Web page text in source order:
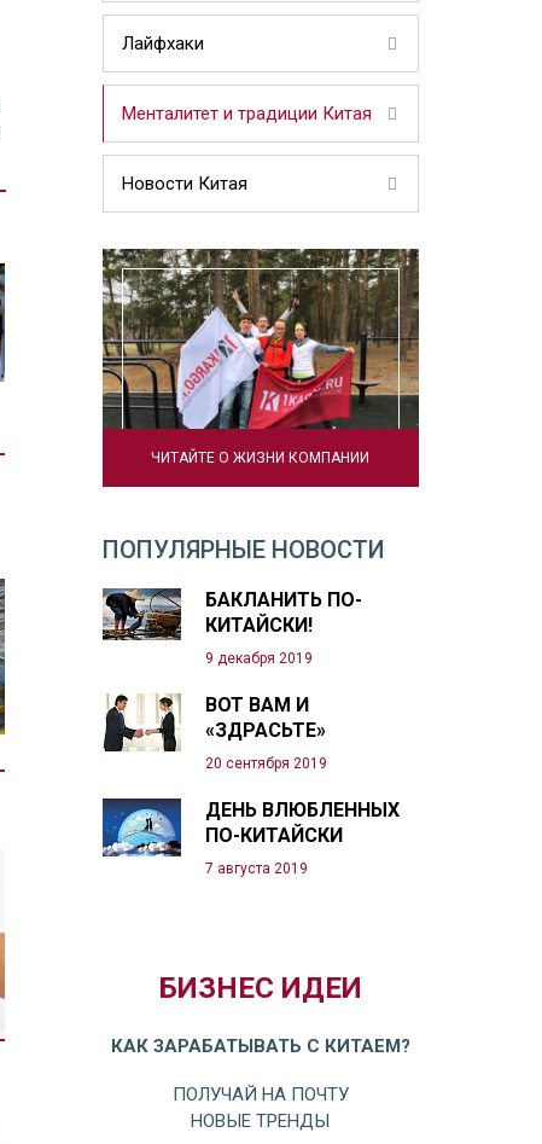
Лайфхаки
Менталитет и традиции Китая
Новости Китая
ЧИТАЙТЕ О ЖИЗНИ КОМПАНИИ
ПОПУЛЯРНЫЕ НОВОСТИ
БАКЛАНИТЬ ПО-
КИТАЙСКИ!
9 декабря 2019
ВОТ ВАМ И
«ЗДРАСЬТЕ»
20 сентября 2019
ДЕНЬ ВЛЮБЛЕННЫХ
ПО-КИТАЙСКИ
7 августа 2019
БИЗНЕС ИДЕИ
КАК ЗАРАБАТЫВАТЬ С КИТАЕМ?
ПОЛУЧАЙ НА ПОЧТУ
НОВЫЕ ТРЕНДЫ